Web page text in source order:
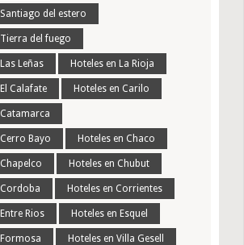
del estero
del fuego
Leñas Hoteles en La Rioja
Calafate Hoteles en Carilo
Bayo Hoteles en Chaco
Hoteles en Chubut
Hoteles en Corrientes
Rios Hoteles en Esquel
Hoteles en Villa Gesell